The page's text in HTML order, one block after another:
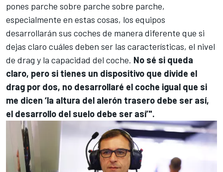
pones parche sobre parche sobre parche,
especialmente en estas cosas, los equipos
desarrollarán sus coches de manera diferente que si
dejas claro cuáles deben ser las características, el nivel
de drag y la capacidad del coche. No sé si queda
claro, pero si tienes un dispositivo que divide el
drag por dos, no desarrollaré el coche igual que si
me dicen ‘la altura del alerón trasero debe ser así,
el desarrollo del suelo debe ser así’".